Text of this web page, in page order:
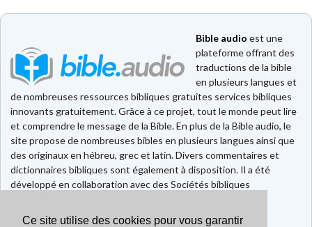
Ce site utilise des cookies pour vous garantir
Bible audio est une
plateforme offrant des
traductions de la bible
en plusieurs langues et
de nombreuses ressources bibliques gratuites services bibliques
innovants gratuitement. Grâce à ce projet, tout le monde peut lire
et comprendre le message de la Bible. En plus de la Bible audio, le
site propose de nombreuses bibles en plusieurs langues ainsi que
des originaux en hébreu, grec et latin. Divers commentaires et
dictionnaires bibliques sont également à disposition. Il a été
développé en collaboration avec des Sociétés bibliques